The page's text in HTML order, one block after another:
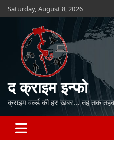
Skip
to
Saturday, August 8, 2026
द क्राइम इन्फो
क्राइम वर्ल्ड की हर खबर… तह तक